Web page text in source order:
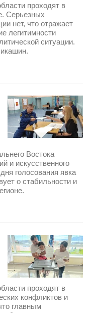
проходят в
Серьезных
нет, что отражает
легитимности
ситуации.
Востока
и искусственного
голосования явка
о стабильности и
проходят в
конфликтов и
главным